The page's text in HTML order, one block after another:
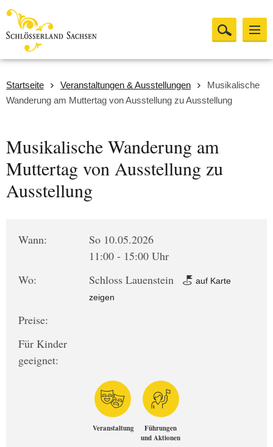
Startseite Veranstaltungen & Ausstellungen
Musikalische
Wanderung am Muttertag von Ausstellung zu Ausstellung
Musikalische Wanderung am
Muttertag von Ausstellung zu
Ausstellung
Wann:
So 10.05.2026
11:00 - 15:00 Uhr
Wo:
Schloss Lauenstein
auf Karte
zeigen
Preise:
Für Kinder
geeignet:
Veranstaltung
Führungen
und Aktionen